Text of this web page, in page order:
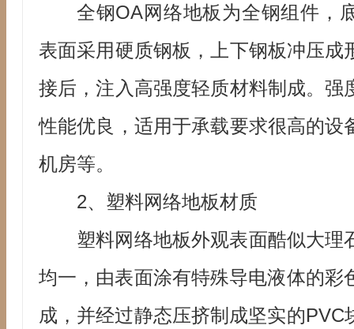
全钢OA网络地板为全钢组件，
表面采用硬质钢板，上下钢板冲压成
接后，注入高强度轻质材料制成。强
性能优良，适用于承载要求很高的设
机房等。
2、塑料网络地板材质
塑料网络地板外观表面酷似大理
均一，由表面涂有特殊导电液体的彩
成，并经过静态压挤制成坚实的PVC